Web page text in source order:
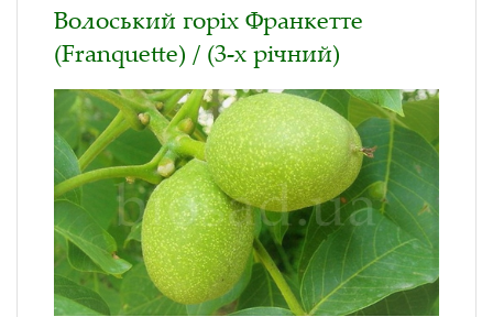
Волоський горіх Франкетте
(Franquette) / (3-х річний)